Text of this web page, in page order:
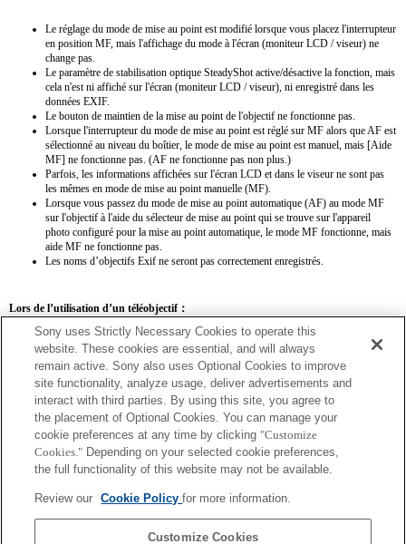
Le réglage du mode de mise au point est modifié lorsque vous placez l'interrupteur
en position MF, mais l'affichage du mode à l'écran (moniteur LCD / viseur) ne
change pas.
Le paramètre de stabilisation optique SteadyShot active/désactive la fonction, mais
cela n'est ni affiché sur l'écran (moniteur LCD / viseur), ni enregistré dans les
données EXIF.
Le bouton de maintien de la mise au point de l'objectif ne fonctionne pas.
Lorsque l'interrupteur du mode de mise au point est réglé sur MF alors que AF est
sélectionné au niveau du boîtier, le mode de mise au point est manuel, mais [Aide
MF] ne fonctionne pas. (AF ne fonctionne pas non plus.)
Parfois, les informations affichées sur l'écran LCD et dans le viseur ne sont pas
les mêmes en mode de mise au point manuelle (MF).
Lorsque vous passez du mode de mise au point automatique (AF) au mode MF
sur l'objectif à l'aide du sélecteur de mise au point qui se trouve sur l'appareil
photo configuré pour la mise au point automatique, le mode MF fonctionne, mais
aide MF ne fonctionne pas.
Les noms d’objectifs Exif ne seront pas correctement enregistrés.
Lors de l’utilisation d’un téléobjectif：
SEL14TC SEL20TC
SEL14TC
L'image obtenue peut être floue si l'appareil photo est réglé sur AF continu.
La distance focale et l'ouverture maximale pour le nom de l'objectif Exif seront
d'ouverture multipliées par l'agrandissement sont supérieures ou égales à 10, elles ne
Sony uses Strictly Necessary Cookies to operate this
website. These cookies are essential, and will always
remain active. Sony also uses Optional Cookies to improve
site functionality, analyze usage, deliver advertisements and
interact with third parties. By using this site, you agree to
the placement of Optional Cookies. You can manage your
cookie preferences at any time by clicking "Customize
Cookies." Depending on your selected cookie preferences,
the full functionality of this website may not be available.
Review our Cookie Policyfor more information.
Customize Cookies